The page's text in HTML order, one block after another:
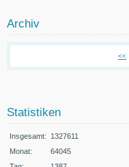
Archiv
<<
Statistiken
Insgesamt:
1327611
Monat:
64045